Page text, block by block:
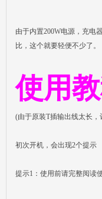
由于内置200W电源，充电
比，这个就要轻便不少了。
使用
(由于原装T插输出线太长
初次开机，会出现2个提示
提示1：使用前请完整阅读